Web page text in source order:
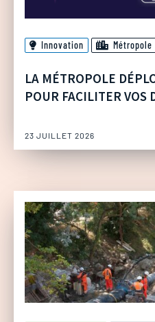
Innovation Métropole
LA MÉTROPOLE
POUR FACILITER VOS
23 JUILLET 2026